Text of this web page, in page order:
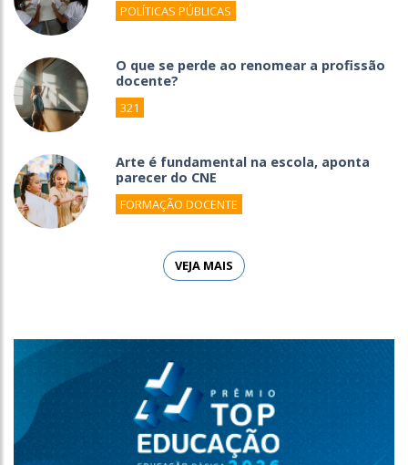
POLÍTICAS PÚBLICAS
O que se perde ao renomear a profissão
docente?
321
Arte é fundamental na escola, aponta
parecer do CNE
FORMAÇÃO DOCENTE
VEJA MAIS